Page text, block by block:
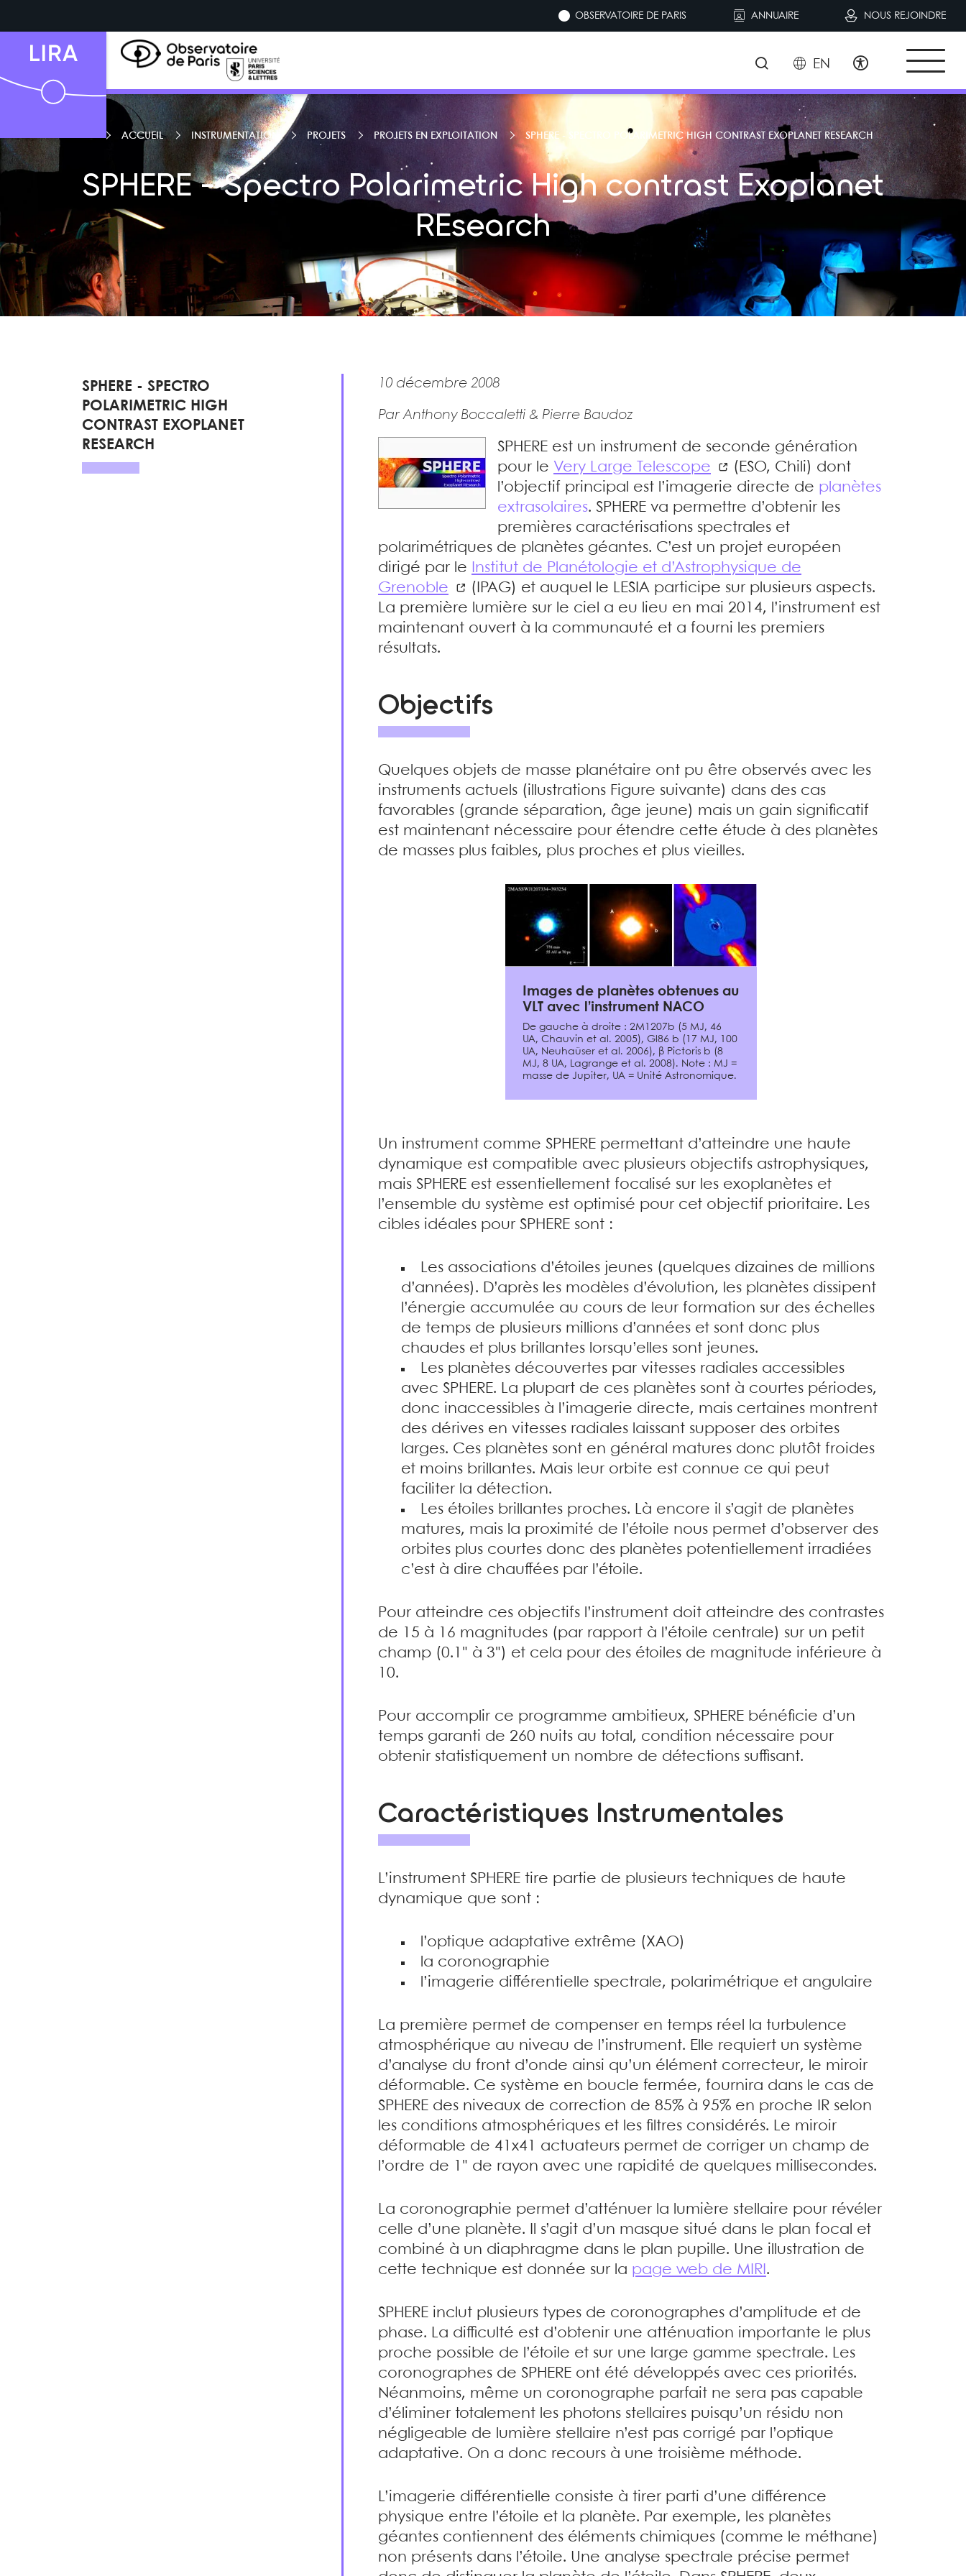
OBSERVATOIRE DE PARIS ANNUAIRE NOUS REJOINDRE
EN
ACCUEIL INSTRUMENTATION PROJETS PROJETS EN EXPLOITATION SPHERE - SPECTRO POLARIMETRIC HIGH CONTRAST EXOPLANET RESEARCH
SPHERE - Spectro Polarimetric High contrast Exoplanet
REsearch
10 décembre 2008
Par Anthony Boccaletti & Pierre Baudoz
SPHERE est un instrument de seconde génération
pour le Very Large Telescope
(ESO, Chili) dont
l’objectif principal est l’imagerie directe de planètes
extrasolaires. SPHERE va permettre d’obtenir les
premières caractérisations spectrales et
polarimétriques de planètes géantes. C’est un projet européen
dirigé par le
Institut de Planétologie et d’Astrophysique de
Grenoble
(IPAG) et auquel le LESIA participe sur plusieurs aspects.
La première lumière sur le ciel a eu lieu en mai 2014, l’instrument est
maintenant ouvert à la communauté et a fourni les premiers
résultats.
Objectifs
Quelques objets de masse planétaire ont pu être observés avec les
instruments actuels (illustrations Figure suivante) dans des cas
favorables (grande séparation, âge jeune) mais un gain significatif
est maintenant nécessaire pour étendre cette étude à des planètes
de masses plus faibles, plus proches et plus vieilles.
Images de planètes obtenues au
VLT avec l’instrument NACO
De gauche à droite : 2M1207b (5 MJ, 46
UA, Chauvin et al. 2005), Gl86 b (17 MJ, 100
UA, Neuhaüser et al. 2006), β Pictoris b (8
MJ, 8 UA, Lagrange et al. 2008). Note : MJ =
masse de Jupiter, UA = Unité Astronomique.
Un instrument comme SPHERE permettant d’atteindre une haute
dynamique est compatible avec plusieurs objectifs astrophysiques,
mais SPHERE est essentiellement focalisé sur les exoplanètes et
l’ensemble du système est optimisé pour cet objectif prioritaire. Les
cibles idéales pour SPHERE sont :
Les associations d’étoiles jeunes (quelques dizaines de millions
d’années). D’après les modèles d’évolution, les planètes dissipent
l’énergie accumulée au cours de leur formation sur des échelles
de temps de plusieurs millions d’années et sont donc plus
chaudes et plus brillantes lorsqu’elles sont jeunes.
Les planètes découvertes par vitesses radiales accessibles
avec SPHERE. La plupart de ces planètes sont à courtes périodes,
donc inaccessibles à l’imagerie directe, mais certaines montrent
des dérives en vitesses radiales laissant supposer des orbites
larges. Ces planètes sont en général matures donc plutôt froides
et moins brillantes. Mais leur orbite est connue ce qui peut
faciliter la détection.
Les étoiles brillantes proches. Là encore il s’agit de planètes
matures, mais la proximité de l’étoile nous permet d’observer des
orbites plus courtes donc des planètes potentiellement irradiées
c’est à dire chauffées par l’étoile.
Pour atteindre ces objectifs l’instrument doit atteindre des contrastes
de 15 à 16 magnitudes (par rapport à l’étoile centrale) sur un petit
champ (0.1" à 3") et cela pour des étoiles de magnitude inférieure à
10.
Pour accomplir ce programme ambitieux, SPHERE bénéficie d’un
temps garanti de 260 nuits au total, condition nécessaire pour
obtenir statistiquement un nombre de détections suffisant.
Caractéristiques Instrumentales
L’instrument SPHERE tire partie de plusieurs techniques de haute
dynamique que sont :
l’optique adaptative extrême (XAO)
la coronographie
l’imagerie différentielle spectrale, polarimétrique et angulaire
La première permet de compenser en temps réel la turbulence
atmosphérique au niveau de l’instrument. Elle requiert un système
d’analyse du front d’onde ainsi qu’un élément correcteur, le miroir
déformable. Ce système en boucle fermée, fournira dans le cas de
SPHERE des niveaux de correction de 85% à 95% en proche IR selon
les conditions atmosphériques et les filtres considérés. Le miroir
déformable de 41x41 actuateurs permet de corriger un champ de
l’ordre de 1" de rayon avec une rapidité de quelques millisecondes.
La coronographie permet d’atténuer la lumière stellaire pour révéler
celle d’une planète. Il s’agit d’un masque situé dans le plan focal et
combiné à un diaphragme dans le plan pupille. Une illustration de
cette technique est donnée sur la page web de MIRI .
SPHERE inclut plusieurs types de coronographes d’amplitude et de
phase. La difficulté est d’obtenir une atténuation importante le plus
proche possible de l’étoile et sur une large gamme spectrale. Les
coronographes de SPHERE ont été développés avec ces priorités.
Néanmoins, même un coronographe parfait ne sera pas capable
d’éliminer totalement les photons stellaires puisqu’un résidu non
négligeable de lumière stellaire n’est pas corrigé par l’optique
adaptative. On a donc recours à une troisième méthode.
L’imagerie différentielle consiste à tirer parti d’une différence
physique entre l’étoile et la planète. Par exemple, les planètes
géantes contiennent des éléments chimiques (comme le méthane)
non présents dans l’étoile. Une analyse spectrale précise permet
SPHERE - SPECTRO
POLARIMETRIC HIGH
CONTRAST EXOPLANET
RESEARCH